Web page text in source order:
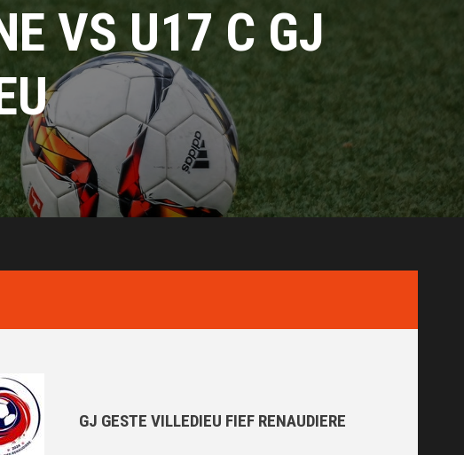
VS U17 C GJ
GJ GESTE VILLEDIEU FIEF RENAUDIERE